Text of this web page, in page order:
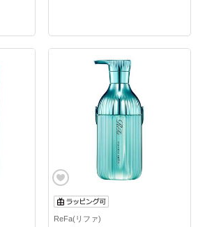
ReFa(リファ)